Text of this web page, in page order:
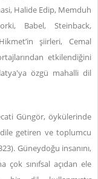
Halide Edip, Memduh
Babel, Steinback,
şiirleri, Cemal
etkilendiğini
özgü mahalli dil
Güngör, öykülerinde
dile getiren ve toplumcu
Güneydoğu insanını,
çok sınıfsal açıdan ele